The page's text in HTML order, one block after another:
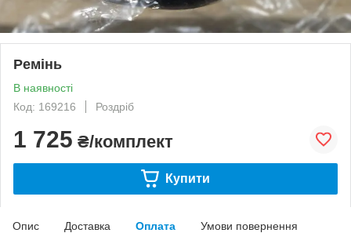
Ремінь
В наявності
Код: 169216
Роздріб
1 725 ₴/комплект
Купити
Опис Доставка Оплата Умови повернення